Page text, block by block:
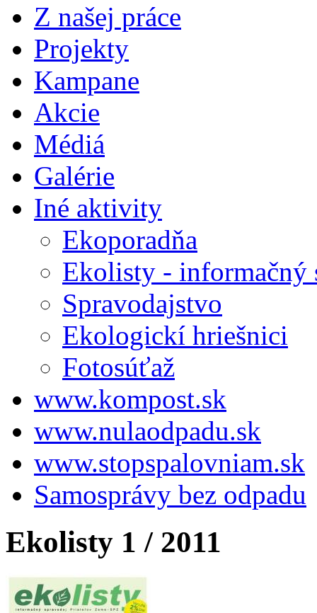
Z našej práce
Projekty
Kampane
Akcie
Médiá
Galérie
Iné aktivity
Ekoporadňa
Ekolisty - informačný
Spravodajstvo
Ekologickí hriešnici
Fotosúťaž
www.kompost.sk
www.nulaodpadu.sk
www.stopspalovniam.sk
Samosprávy bez odpadu
Ekolisty 1 / 2011